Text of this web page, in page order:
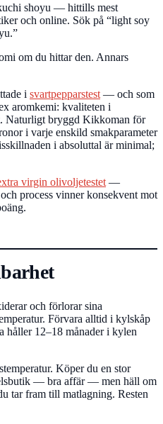
shoyu — hittills mest
och online. Sök på “light soy
om du hittar den. Annars
i svartpepparstest — och som
aromkemi: kvaliteten i
Naturligt bryggd Kikkoman för
i varje enskild smakparameter
i absoluttal är minimal;
virgin olivoljetestet —
process vinner konsekvent mot
och förlorar sina
Förvara alltid i kylskåp
12–18 månader i kylen
Köper du en stor
— bra affär — men häll om
tar fram till matlagning. Resten